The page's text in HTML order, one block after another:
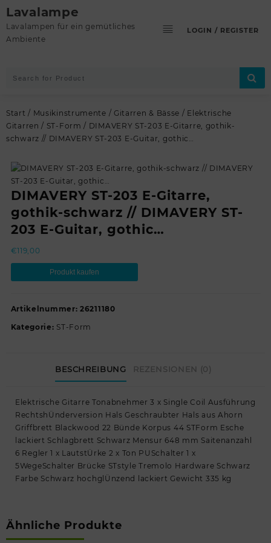
Skip
to
content
Lavalampe
Lavalampen für ein gemütliches
Ambiente
LOGIN / REGISTER
Start / Musikinstrumente / Gitarren & Bässe / Elektrische
Gitarren / ST-Form / DIMAVERY ST-203 E-Gitarre, gothik-
schwarz // DIMAVERY ST-203 E-Guitar, gothic…
DIMAVERY ST-203 E-Gitarre,
gothik-schwarz // DIMAVERY ST-
203 E-Guitar, gothic…
€119,00
Produkt kaufen
Artikelnummer: 26211180
Kategorie: ST-Form
BESCHREIBUNG REZENSIONEN (0)
Elektrische Gitarre Tonabnehmer 3 x Single Coil Ausführung
RechtshÜnderversion Hals Geschraubter Hals aus Ahorn
Griffbrett Blackwood 22 Bünde Korpus 44 STForm Esche
lackiert Schlagbrett Schwarz Mensur 648 mm Saitenanzahl
6 Regler 1 x LautstÜrke 2 x Ton PUSchalter 1 x
5WegeSchalter Brücke STstyle Tremolo Hardware Schwarz
Farbe Schwarz hochglÜnzend lackiert Gewicht 335 kg
Ähnliche Produkte